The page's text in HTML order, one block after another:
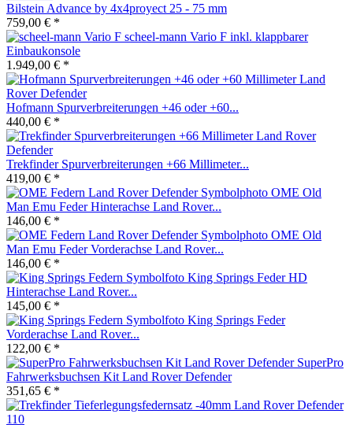
Bilstein Advance by 4x4proyect 25 - 75 mm
759,00 € *
scheel-mann Vario F inkl. klappbarer
Einbaukonsole
1.949,00 € *
Hofmann Spurverbreiterungen +46 oder +60...
440,00 € *
Trekfinder Spurverbreiterungen +66 Millimeter...
419,00 € *
OME Old
Man Emu Feder Hinterachse Land Rover...
146,00 € *
OME Old
Man Emu Feder Vorderachse Land Rover...
146,00 € *
King Springs Feder HD
Hinterachse Land Rover...
145,00 € *
King Springs Feder
Vorderachse Land Rover...
122,00 € *
SuperPro
Fahrwerksbuchsen Kit Land Rover Defender
351,65 € *